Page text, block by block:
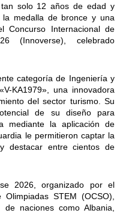
tan solo 12 años de edad y
medalla de bronce y una
Concurso Internacional de
(Innoverse), celebrado
categoría de Ingeniería y
KA1979», una innovadora
del sector turismo. Su
de su diseño para
mediante la aplicación de
le permitieron captar la
destacar entre cientos de
2026, organizado por el
STEM (OCSO),
naciones como Albania,